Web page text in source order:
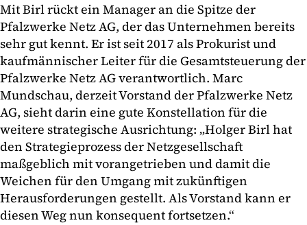
Mit Birl rückt ein Manager an die Spitze der
Pfalzwerke Netz AG, der das Unternehmen bereits
sehr gut kennt. Er ist seit 2017 als Prokurist und
kaufmännischer Leiter für die Gesamtsteuerung der
Pfalzwerke Netz AG verantwortlich. Marc
Mundschau, derzeit Vorstand der Pfalzwerke Netz
AG, sieht darin eine gute Konstellation für die
weitere strategische Ausrichtung: „Holger Birl hat
den Strategieprozess der Netzgesellschaft
maßgeblich mit vorangetrieben und damit die
Weichen für den Umgang mit zukünftigen
Herausforderungen gestellt. Als Vorstand kann er
diesen Weg nun konsequent fortsetzen.“